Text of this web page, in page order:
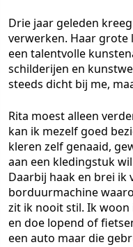
Drie jaar geleden
verwerken. Haar grote
een talentvolle
schilderijen en
steeds dicht bij me,
Rita moest alleen
kan ik mezelf goed
kleren zelf genaaid,
aan een kledingstuk
Daarbij haak en brei ik
borduurmachine
zit ik nooit stil. Ik
en doe lopend of
een auto maar die